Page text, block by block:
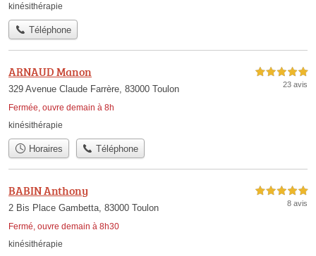
kinésithérapie
Téléphone
ARNAUD Manon
329 Avenue Claude Farrère, 83000 Toulon
Fermée, ouvre demain à 8h
5,0 étoiles sur 5
23 avis
kinésithérapie
Horaires Téléphone
BABIN Anthony
2 Bis Place Gambetta, 83000 Toulon
Fermé, ouvre demain à 8h30
5,0 étoiles sur 5
8 avis
kinésithérapie